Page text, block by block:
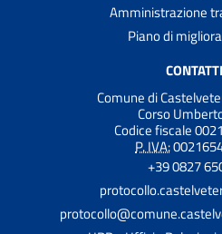
Amministrazione
Piano di
CONTATTI
Comune di
Corso
Codice fiscale
P. IVA:
+39 0827